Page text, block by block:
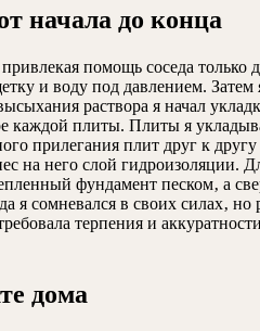
начала до конца
помощь соседа
и воду под давлением.
раствора я начал
плиты. Плиты я
прилегания плит друг к
на него слой
фундамент песком‚ а
я сомневался в своих силах‚
терпения и
дома